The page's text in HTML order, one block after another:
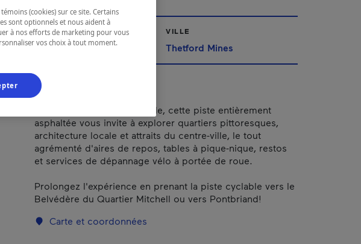
RÉGION
Chaudière-Appalaches
VILLE
Thetford Mines
Traversant le cœur de la ville, cette piste entièrement
asphaltée vous invite à explorer quartiers pittoresques,
architecture locale et attraits du centre-ville, le tout
agrémenté d'aires de repos, tables à pique-nique, restos
et services de dépannage vélo à portée de roue.
Prolongez l'expérience en prenant la piste cyclable vers le
Belvédère du Quartier Mitchell ou vers Pontbriand!
Carte et coordonnées
(cookies) sur ce site. Certains
sont optionnels et nous aident à
à nos efforts de marketing pour vous
vos choix à tout moment.
dans une nouvelle fenêtre.